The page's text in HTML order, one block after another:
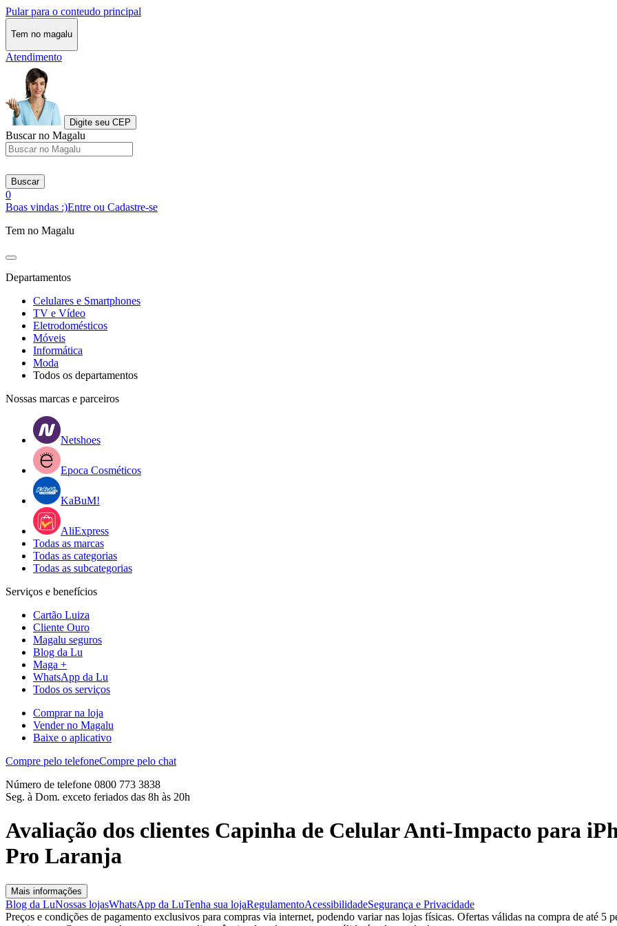
Pular para o conteudo principal
Tem no magalu
Atendimento
Digite seu CEP
Buscar no Magalu
Buscar
0
Boas vindas :)Entre ou Cadastre-se
Tem no Magalu
Departamentos
Celulares e Smartphones
TV e Vídeo
Eletrodomésticos
Móveis
Informática
Moda
Todos os departamentos
Nossas marcas e parceiros
Netshoes
Epoca Cosméticos
KaBuM!
AliExpress
Todas as marcas
Todas as categorias
Todas as subcategorias
Serviços e benefícios
Cartão Luiza
Cliente Ouro
Magalu seguros
Blog da Lu
Maga +
WhatsApp da Lu
Todos os serviços
Comprar na loja
Vender no Magalu
Baixe o aplicativo
Compre pelo telefoneCompre pelo chat
Número de telefone 0800 773 3838
Seg. à Dom. exceto feriados das 8h às 20h
Avaliação dos clientes Capinha de Celular Anti-Impacto para
Pro Laranja
Mais informações
Blog da LuNossas lojasWhatsApp da LuTenha sua lojaRegulamentoAcessibilidadeSegurança e Privacidade
Preços e condições de pagamento exclusivos para compras via internet, podendo variar nas lojas físicas. Ofertas válidas na compra de até 5